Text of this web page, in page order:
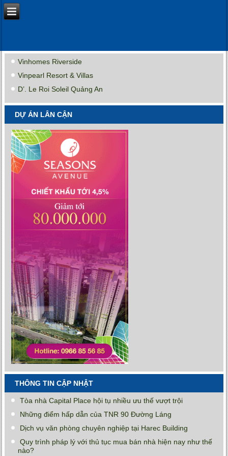
Vinhomes Riverside
Vinpearl Resort & Villas
D’. Le Roi Soleil Quảng An
DỰ ÁN LÂN CẬN
THÔNG TIN CẬP NHẬT
Tòa nhà Capital Place hội tụ nhiều ưu thế vượt trội
Những điểm hấp dẫn của TNR 90 Đường Láng
Dịch vụ văn phòng chuyên nghiệp tại Harec Building
Quy trình pháp lý với thủ tục mua bán nhà hiện nay như thế
nào?